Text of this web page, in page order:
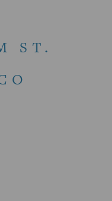
ST.